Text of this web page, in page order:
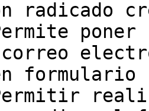
formulario